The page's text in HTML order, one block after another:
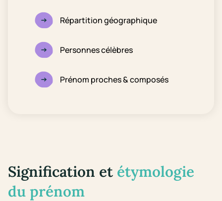
Répartition géographique
Personnes célèbres
Prénom proches & composés
Signification et étymologie
du prénom